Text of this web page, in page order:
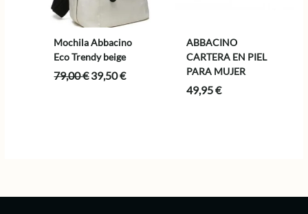
Mochila Abbacino
Eco Trendy beige
79,00€El
39,50€El
ABBACINO
CARTERA EN PIEL
PARA MUJER
49,95€